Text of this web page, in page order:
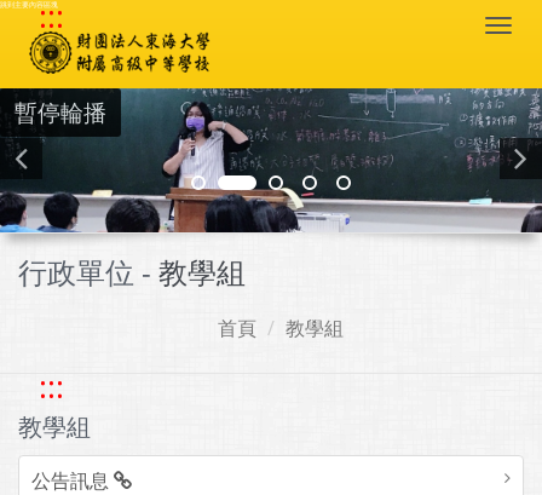
跳到主要內容區塊
:::
暫停輪播
行政單位 - 教學組
首頁 教學組
:::
教學組
公告訊息